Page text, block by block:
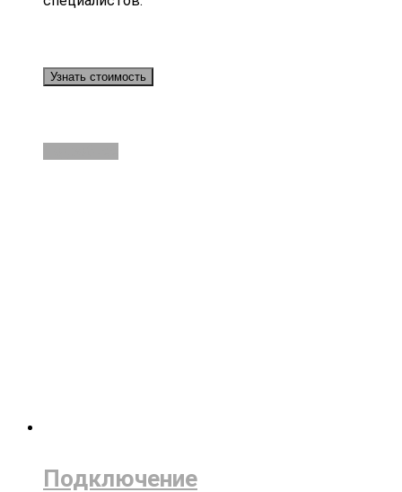
Узнать стоимость
Подключение